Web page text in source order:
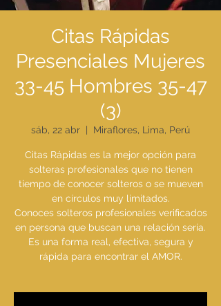
Citas Rápidas
Presenciales Mujeres
33-45 Hombres 35-47
(3)
sáb, 22 abr Miraflores, Lima, Perú
Citas Rápidas es la mejor opción para
solteras profesionales que no tienen
tiempo de conocer solteros o se mueven
en círculos muy limitados.
Conoces solteros profesionales verificados
en persona que buscan una relación seria.
Es una forma real, efectiva, segura y
rápida para encontrar el AMOR.